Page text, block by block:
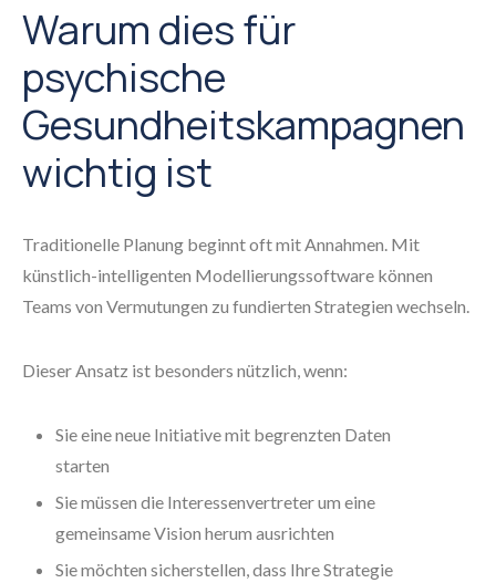
Warum dies für
psychische
Gesundheitskampagnen
wichtig ist
Traditionelle Planung beginnt oft mit Annahmen. Mit
künstlich-intelligenten Modellierungssoftware können
Teams von Vermutungen zu fundierten Strategien wechseln.
Dieser Ansatz ist besonders nützlich, wenn:
Sie eine neue Initiative mit begrenzten Daten
starten
Sie müssen die Interessenvertreter um eine
gemeinsame Vision herum ausrichten
Sie möchten sicherstellen, dass Ihre Strategie